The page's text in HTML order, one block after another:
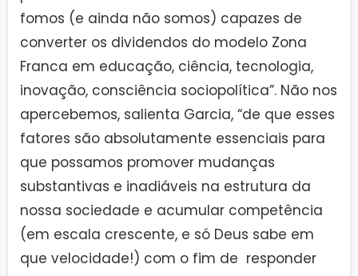
fomos (e ainda não somos) capazes de
converter os dividendos do modelo Zona
Franca em educação, ciência, tecnologia,
inovação, consciência sociopolítica”. Não nos
apercebemos, salienta Garcia, “de que esses
fatores são absolutamente essenciais para
que possamos promover mudanças
substantivas e inadiáveis na estrutura da
nossa sociedade e acumular competência
(em escala crescente, e só Deus sabe em
que velocidade!) com o fim de responder